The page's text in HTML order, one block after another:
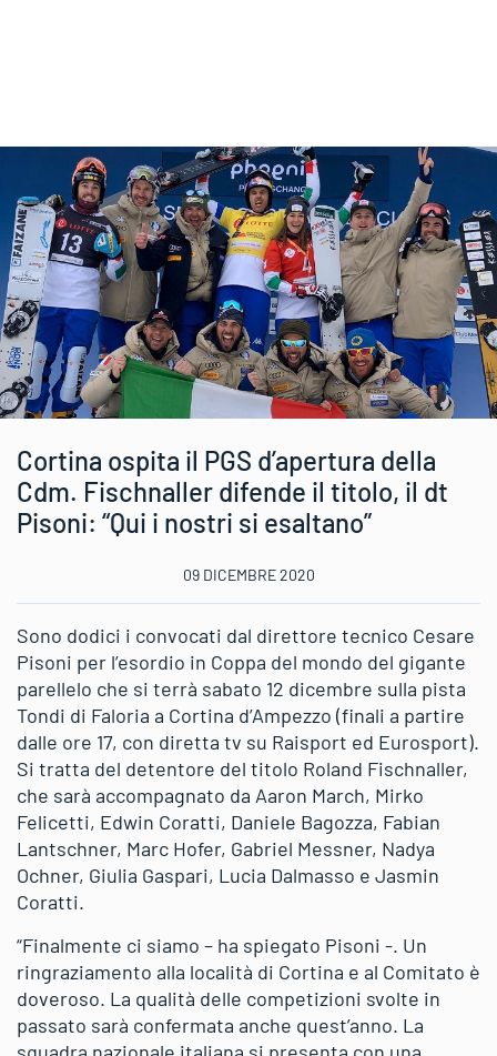
Cortina ospita il PGS d’apertura della
Cdm. Fischnaller difende il titolo, il dt
Pisoni: “Qui i nostri si esaltano”
09 DICEMBRE 2020
Sono dodici i convocati dal direttore tecnico Cesare
Pisoni per l’esordio in Coppa del mondo del gigante
parellelo che si terrà sabato 12 dicembre sulla pista
Tondi di Faloria a Cortina d’Ampezzo (finali a partire
dalle ore 17, con diretta tv su Raisport ed Eurosport).
Si tratta del detentore del titolo Roland Fischnaller,
che sarà accompagnato da Aaron March, Mirko
Felicetti, Edwin Coratti, Daniele Bagozza, Fabian
Lantschner, Marc Hofer, Gabriel Messner, Nadya
Ochner, Giulia Gaspari, Lucia Dalmasso e Jasmin
Coratti.
“Finalmente ci siamo – ha spiegato Pisoni -. Un
ringraziamento alla località di Cortina e al Comitato è
doveroso. La qualità delle competizioni svolte in
passato sarà confermata anche quest’anno. La